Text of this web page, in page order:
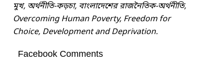
মুখ, অর্থনীতি-কড়চা, বাংলাদেশের রাজনৈতিক-অর্থনীতি,
Overcoming Human Poverty, Freedom for
Choice, Development and Deprivation.
Facebook Comments